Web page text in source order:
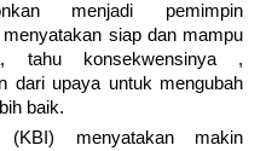
menjadi pemimpin
siap dan mampu
tahu konsekwensinya ,
dari upaya untuk mengubah
baik.
(KBI) menyatakan makin